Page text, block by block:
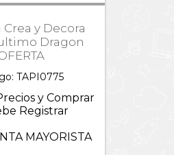
y Decora
Dragon
TAPI0775
y Comprar
Registrar
MAYORISTA